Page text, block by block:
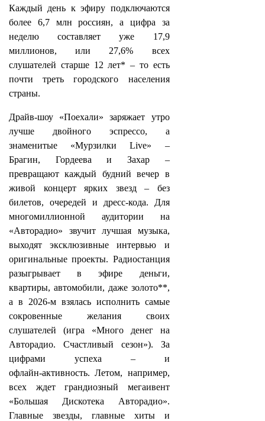
Каждый день к эфиру подключаются
более 6,7 млн россиян, а цифра за
неделю составляет уже 17,9
миллионов, или 27,6% всех
слушателей старше 12 лет* – то есть
почти треть городского населения
страны.
Драйв-шоу «Поехали» заряжает утро
лучше двойного эспрессо, а
знаменитые «Мурзилки Live» –
Брагин, Гордеева и Захар –
превращают каждый будний вечер в
живой концерт ярких звезд – без
билетов, очередей и дресс‑кода. Для
многомиллионной аудитории на
«Авторадио» звучит лучшая музыка,
выходят эксклюзивные интервью и
оригинальные проекты. Радиостанция
разыгрывает в эфире деньги,
квартиры, автомобили, даже золото**,
а в 2026-м взялась исполнить самые
сокровенные желания своих
слушателей (игра «Много денег на
Авторадио. Счастливый сезон»). За
цифрами успеха – и
офлайн‑активность. Летом, например,
всех ждет грандиозный мегаивент
«Большая Дискотека Авторадио».
Главные звезды, главные хиты и